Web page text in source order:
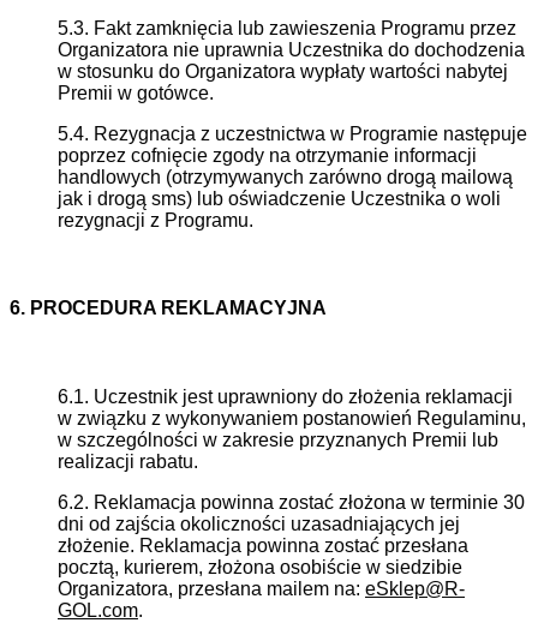
5.3. Fakt zamknięcia lub zawieszenia Programu przez
Organizatora nie uprawnia Uczestnika do dochodzenia
w stosunku do Organizatora wypłaty wartości nabytej
Premii w gotówce.
5.4. Rezygnacja z uczestnictwa w Programie następuje
poprzez cofnięcie zgody na otrzymanie informacji
handlowych (otrzymywanych zarówno drogą mailową
jak i drogą sms) lub oświadczenie Uczestnika o woli
rezygnacji z Programu.
6. PROCEDURA REKLAMACYJNA
6.1. Uczestnik jest uprawniony do złożenia reklamacji
w związku z wykonywaniem postanowień Regulaminu,
w szczególności w zakresie przyznanych Premii lub
realizacji rabatu.
6.2. Reklamacja powinna zostać złożona w terminie 30
dni od zajścia okoliczności uzasadniających jej
złożenie. Reklamacja powinna zostać przesłana
pocztą, kurierem, złożona osobiście w siedzibie
Organizatora, przesłana mailem na: eSklep@R-
GOL.com.